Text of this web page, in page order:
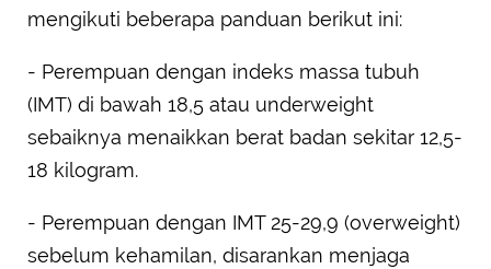
mengikuti beberapa panduan berikut ini:
- Perempuan dengan indeks massa tubuh
(IMT) di bawah 18,5 atau underweight
sebaiknya menaikkan berat badan sekitar 12,5-
18 kilogram.
- Perempuan dengan IMT 25-29,9 (overweight)
sebelum kehamilan, disarankan menjaga